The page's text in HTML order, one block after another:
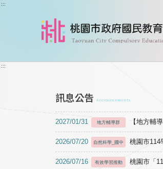
跳到主要內容
:::
:::
訊息公告 Announcements
2027/01/31 地方輔導群 【地方輔
2026/07/20 自然科學_國中 桃園市114
2026/07/16 有效學習推動 桃園市「